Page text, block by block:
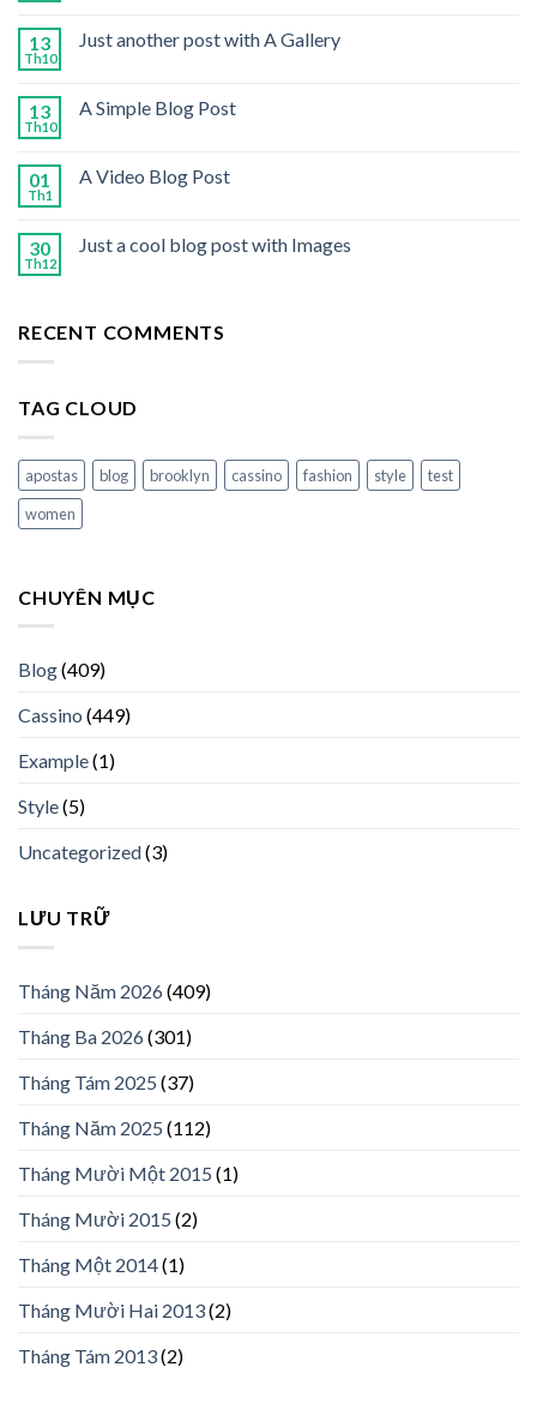
13
Th10
Just another post with A Gallery
13
Th10
A Simple Blog Post
01
Th1
A Video Blog Post
30
Th12
Just a cool blog post with Images
RECENT COMMENTS
TAG CLOUD
apostas blog brooklyn cassino fashion style
test
women
CHUYÊN MỤC
Blog(409)
Cassino (449)
Example(1)
Style(5)
Uncategorized(3)
LƯU TRỮ
Tháng Năm 2026(409)
Tháng Ba 2026(301)
Tháng Tám 2025 (37)
Tháng Năm 2025 (112)
Tháng Mười Một 2015 (1)
Tháng Mười 2015 (2)
Tháng Một 2014(1)
Tháng Mười Hai 2013(2)
Tháng Tám 2013(2)